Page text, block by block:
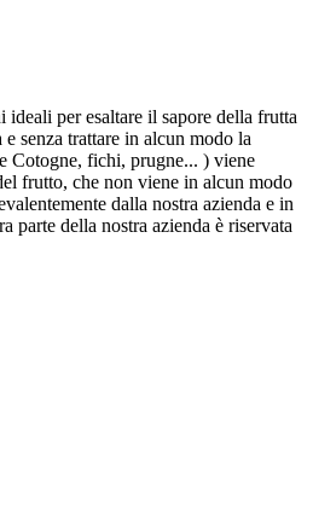
per esaltare il sapore della frutta
senza trattare in alcun modo la
Cotogne, fichi, prugne... ) viene
frutto, che non viene in alcun modo
dalla nostra azienda e in
della nostra azienda è riservata